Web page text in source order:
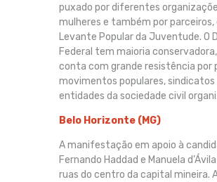
puxado por diferentes
mulheres e também por parceiros,
Levante Popular da Juventude. O
Federal tem maioria
conta com grande resistência por
movimentos populares, sindicatos
entidades da sociedade civil
Belo Horizonte (MG)
A manifestação em apoio à
Fernando Haddad e Manuela
ruas do centro da capital mineira.